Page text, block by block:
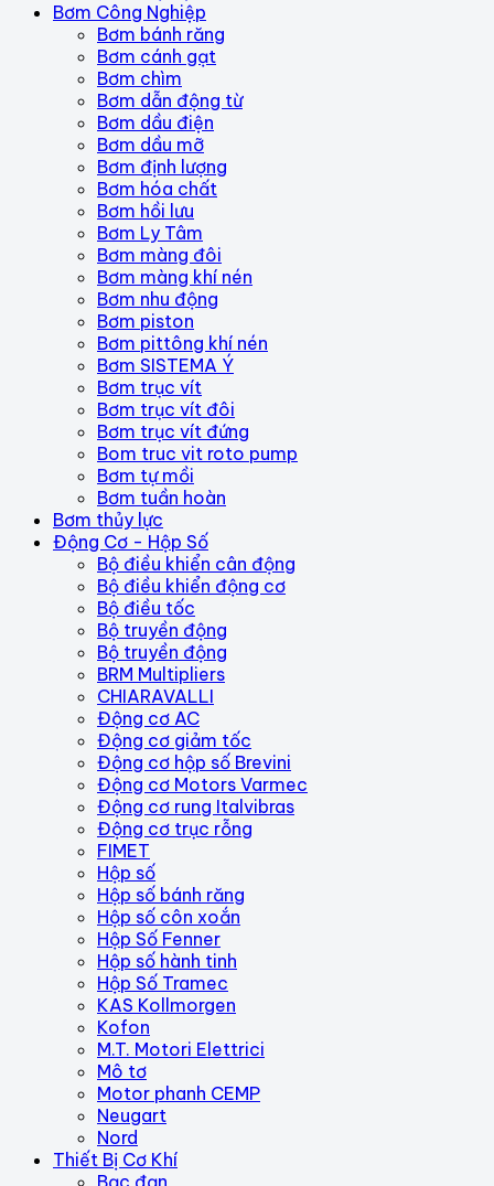
Bơm Công Nghiệp
Bơm bánh răng
Bơm cánh gạt
Bơm chìm
Bơm dẫn động từ
Bơm dầu điện
Bơm dầu mỡ
Bơm định lượng
Bơm hóa chất
Bơm hồi lưu
Bơm Ly Tâm
Bơm màng đôi
Bơm màng khí nén
Bơm nhu động
Bơm piston
Bơm pittông khí nén
Bơm SISTEMA Ý
Bơm trục vít
Bơm trục vít đôi
Bơm trục vít đứng
Bom truc vit roto pump
Bơm tự mồi
Bơm tuần hoàn
Bơm thủy lực
Động Cơ - Hộp Số
Bộ điều khiển cân động
Bộ điều khiển động cơ
Bộ điều tốc
Bộ truyền động
Bộ truyền động
BRM Multipliers
CHIARAVALLI
Động cơ AC
Động cơ giảm tốc
Động cơ hộp số Brevini
Động cơ Motors Varmec
Động cơ rung Italvibras
Động cơ trục rỗng
FIMET
Hộp số
Hộp số bánh răng
Hộp số côn xoắn
Hộp Số Fenner
Hộp số hành tinh
Hộp Số Tramec
KAS Kollmorgen
Kofon
M.T. Motori Elettrici
Mô tơ
Motor phanh CEMP
Neugart
Nord
Thiết Bị Cơ Khí
Bạc đạn